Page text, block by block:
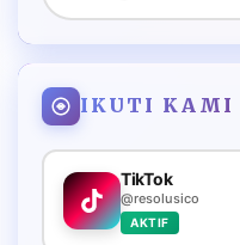
IKUTI KAMI
TikTok
@resolusico
AKTIF